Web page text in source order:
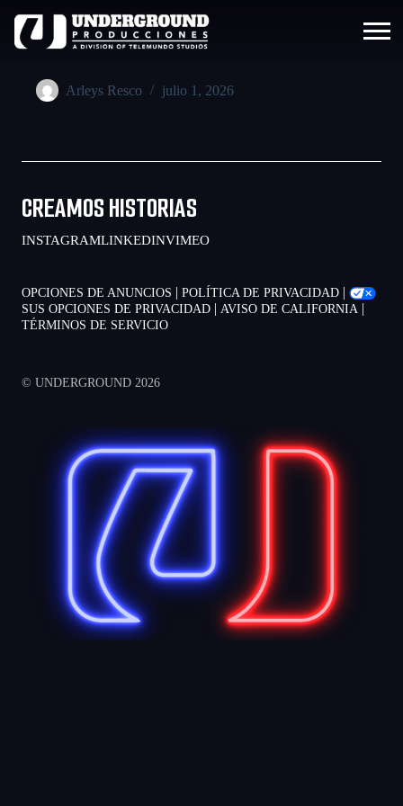
Arleys Resco julio 1, 2026
CREAMOS HISTORIAS
INSTAGRAMLINKEDINVIMEO
OPCIONES DE ANUNCIOS | POLÍTICA DE PRIVACIDAD |
SUS OPCIONES DE PRIVACIDAD | AVISO DE CALIFORNIA |
TÉRMINOS DE SERVICIO
© UNDERGROUND 2026